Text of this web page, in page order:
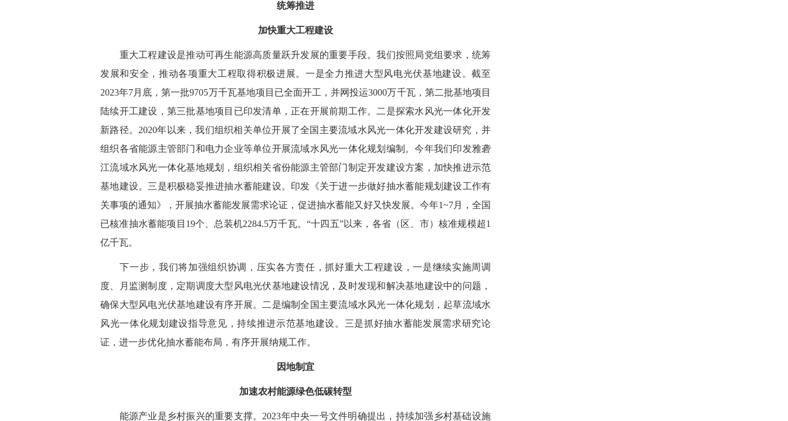
统筹推进
加快重大工程建设
重大工程建设是推动可再生能源高质量跃升发展的重要手段。我们按照局党组要求，统筹
发展和安全，推动各项重大工程取得积极进展。一是全力推进大型风电光伏基地建设。截至
2023年7月底，第一批9705万千瓦基地项目已全面开工，并网投运3000万千瓦，第二批基地项目
陆续开工建设，第三批基地项目已印发清单，正在开展前期工作。二是探索水风光一体化开发
新路径。2020年以来，我们组织相关单位开展了全国主要流域水风光一体化开发建设研究，并
组织各省能源主管部门和电力企业等单位开展流域水风光一体化规划编制。今年我们印发雅砻
江流域水风光一体化基地规划，组织相关省份能源主管部门制定开发建设方案，加快推进示范
基地建设。三是积极稳妥推进抽水蓄能建设。印发《关于进一步做好抽水蓄能规划建设工作有
关事项的通知》，开展抽水蓄能发展需求论证，促进抽水蓄能又好又快发展。今年1~7月，全国
已核准抽水蓄能项目19个、总装机2284.5万千瓦。“十四五”以来，各省（区、市）核准规模超1
亿千瓦。
下一步，我们将加强组织协调，压实各方责任，抓好重大工程建设，一是继续实施周调
度、月监测制度，定期调度大型风电光伏基地建设情况，及时发现和解决基地建设中的问题，
确保大型风电光伏基地建设有序开展。二是编制全国主要流域水风光一体化规划，起草流域水
风光一体化规划建设指导意见，持续推进示范基地建设。三是抓好抽水蓄能发展需求研究论
证，进一步优化抽水蓄能布局，有序开展纳规工作。
因地制宜
加速农村能源绿色低碳转型
能源产业是乡村振兴的重要支撑。2023年中央一号文件明确提出，持续加强乡村基础设施